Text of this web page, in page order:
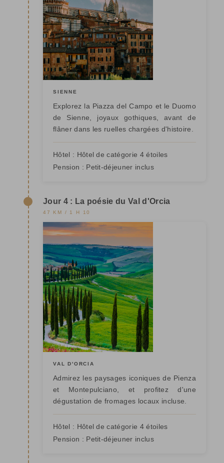
SIENNE
Explorez la Piazza del Campo et le Duomo
de Sienne, joyaux gothiques, avant de
flâner dans les ruelles chargées d'histoire.
Hôtel : Hôtel de catégorie 4 étoiles
Pension : Petit-déjeuner inclus
Jour 4 : La poésie du Val d'Orcia
47 KM / 1 H 10
VAL D'ORCIA
Admirez les paysages iconiques de Pienza
et Montepulciano, et profitez d'une
dégustation de fromages locaux incluse.
Hôtel : Hôtel de catégorie 4 étoiles
Pension : Petit-déjeuner inclus